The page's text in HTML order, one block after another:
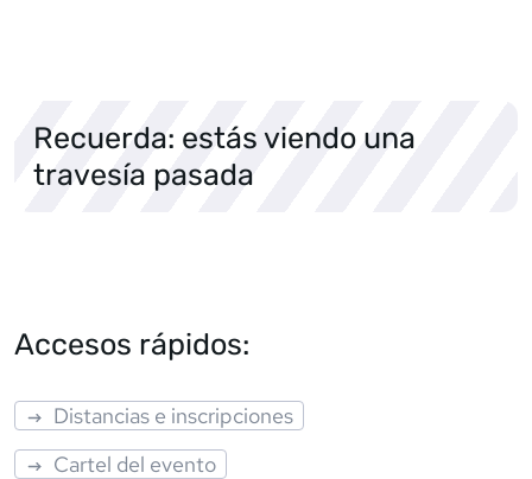
Recuerda: estás viendo una
travesía pasada
Accesos rápidos:
Distancias e inscripciones
Cartel del evento